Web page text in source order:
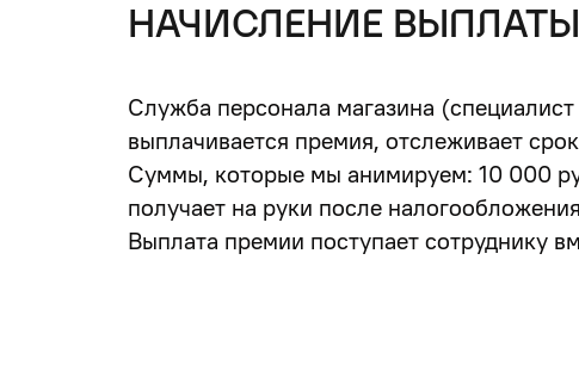
НАЧИСЛЕНИЕ ВЫПЛАТЫ
Служба персонала магазина
выплачивается премия, отслеживает
Суммы, которые мы анимируем: 10 000
получает на руки после
Выплата премии поступает сотруднику